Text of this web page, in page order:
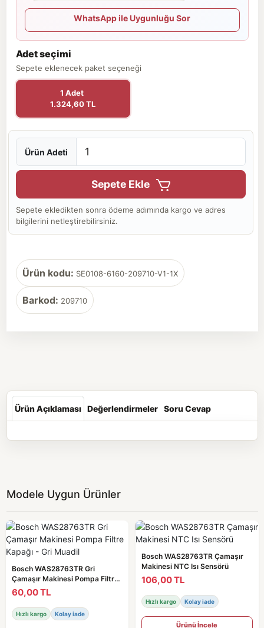
WhatsApp ile Uygunluğu Sor
Adet seçimi
Sepete eklenecek paket seçeneği
1 Adet
1.324,60 TL
Ürün Adeti
Sepete Ekle
Sepete ekledikten sonra ödeme adımında kargo ve adres
bilgilerini netleştirebilirsiniz.
Ürün kodu: SE0108-6160-209710-V1-1X
Barkod: 209710
Ürün Açıklaması Değerlendirmeler Soru Cevap
Modele Uygun Ürünler
Bosch WAS28763TR Gri
Çamaşır Makinesi Pompa Filtre
Kapağı - Gri Muadil
60,00 TL
Hızlı kargo Kolay iade
Bosch WAS28763TR Çamaşır
Makinesi NTC Isı Sensörü
106,00 TL
Hızlı kargo Kolay iade
Ürünü İncele